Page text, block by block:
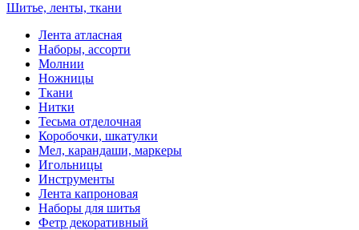
Шитье, ленты, ткани
Лента атласная
Наборы, ассорти
Молнии
Ножницы
Ткани
Нитки
Тесьма отделочная
Коробочки, шкатулки
Мел, карандаши, маркеры
Игольницы
Инструменты
Лента капроновая
Наборы для шитья
Фетр декоративный